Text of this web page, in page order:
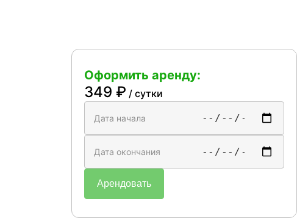
Оформить аренду:
349 ₽ / сутки
Дата начала
Дата окончания
Арендовать